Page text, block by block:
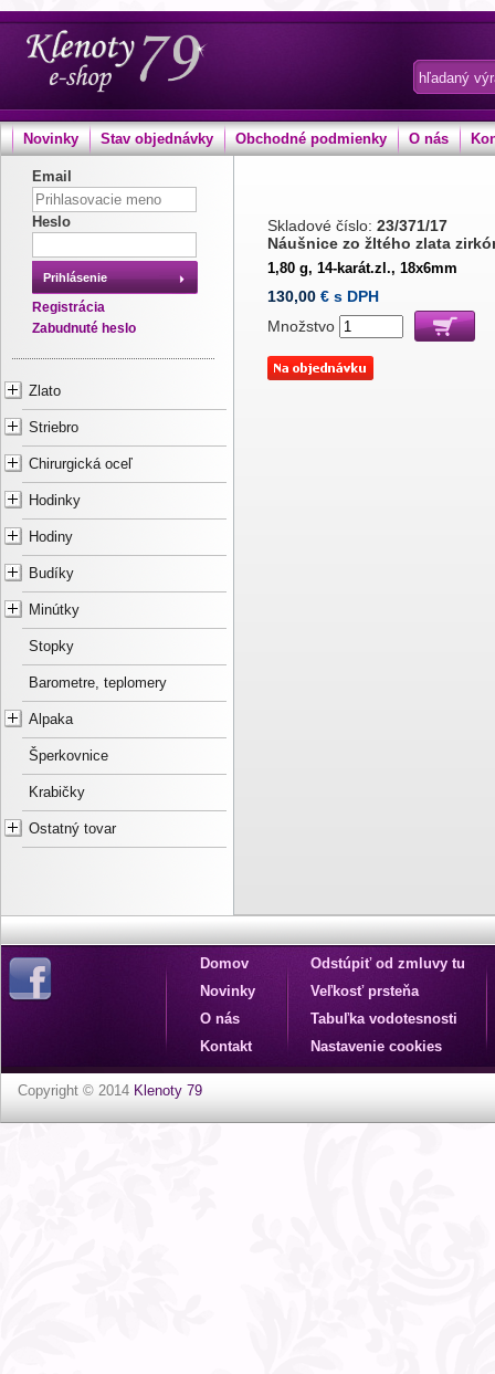
Novinky Stav objednávky Obchodné podmienky O nás
Email
Heslo
Prihlásenie
Registrácia
Zabudnuté heslo
Zlato
Striebro
Chirurgická oceľ
Hodinky
Hodiny
Budíky
Minútky
Stopky
Barometre, teplomery
Alpaka
Šperkovnice
Krabičky
Ostatný tovar
Skladové číslo: 23/371/17
Náušnice zo žltého zlata
1,80 g, 14-karát.zl., 18x6mm
130,00 € s DPH
Množstvo
Domov
Novinky
O nás
Kontakt
Odstúpiť od zmluvy tu
Veľkosť prsteňa
Tabuľka vodotesnosti
Nastavenie cookies
Copyright © 2014 Klenoty 79